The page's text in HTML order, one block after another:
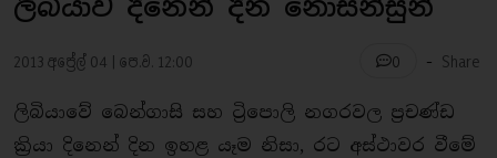
ලිබියාව දිනෙන් දින නොසන්සුන්
2013 අප්‍රේල් 04 | පෙ.ව. 12:00 0 - Share
ලිබියාවේ බෙන්ගාසි සහ ටි‍්‍රපොලි නගරවල ප‍්‍රචණ්ඩ
කි‍්‍රයා දිනෙන් දින ඉහළ යෑම නිසා, රට අස්ථාවර වීමේ